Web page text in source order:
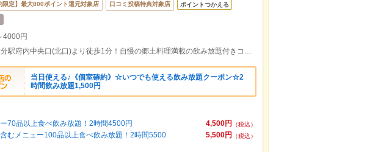
限定】最大800ポイント還元対象店 口コミ投稿特典対象店 ポイントつかえる
4000円
ＪＲ大分駅府内中央口(北口)より徒歩1分！自慢の郷土料理満載の飲み放題付きコース3,000円～♪
当日使える♪《個室確約》☆いつでも使える飲み放題クーポン☆2
時間飲み放題1,500円
4,500円
（税込）
70品以上食べ飲み放題！2時間4500円
5,500円
（税込）
むメニュー100品以上食べ飲み放題！2時間5500